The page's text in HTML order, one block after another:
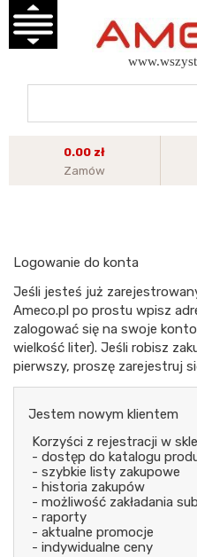
0.00 zł
Zamów
Logowanie do konta
Jeśli jesteś już
Ameco.pl po prostu wpisz
zalogować się na swoje
wielkość liter). Jeśli robisz
pierwszy, proszę zarejestruj
Jestem nowym klientem
Korzyści z rejestracji w
- dostęp do katalogu
- szybkie listy zakupowe
- historia zakupów
- możliwość zakładania
- raporty
- aktualne promocje
- indywidualne ceny